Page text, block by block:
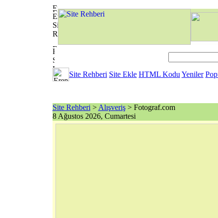
Site Rehberi Site Ekle HTML Kodu Yeniler
Site Rehberi > Alışveriş> Fotograf.com
8 Ağustos 2026, Cumartesi